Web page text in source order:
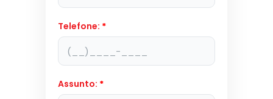
Telefone: *
Assunto: *